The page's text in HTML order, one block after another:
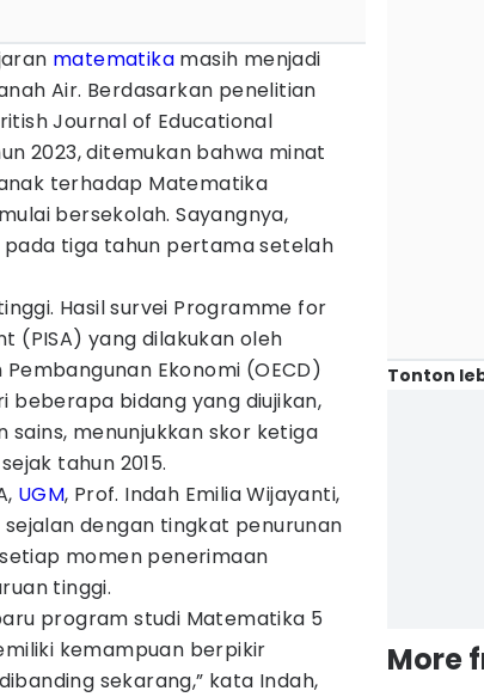
matematika masih menjadi
Air. Berdasarkan penelitian
Journal of Educational
2023, ditemukan bahwa minat
terhadap Matematika
bersekolah. Sayangnya,
tiga tahun pertama setelah
Hasil survei Programme for
(PISA) yang dilakukan oleh
Ekonomi (OECD)
beberapa bidang yang diujikan,
menunjukkan skor ketiga
tahun 2015.
UGM, Prof. Indah Emilia Wijayanti,
dengan tingkat penurunan
momen penerimaan
tinggi.
program studi Matematika 5
kemampuan berpikir
sekarang,” kata Indah,
Tonton
More